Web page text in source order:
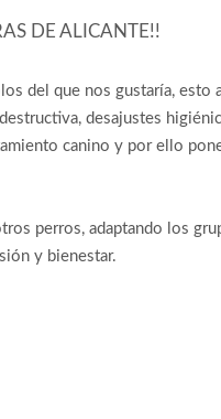
DE ALICANTE!!
del que nos gustaría, esto
desajustes
canino y por ello
perros, adaptando los
y bienestar.